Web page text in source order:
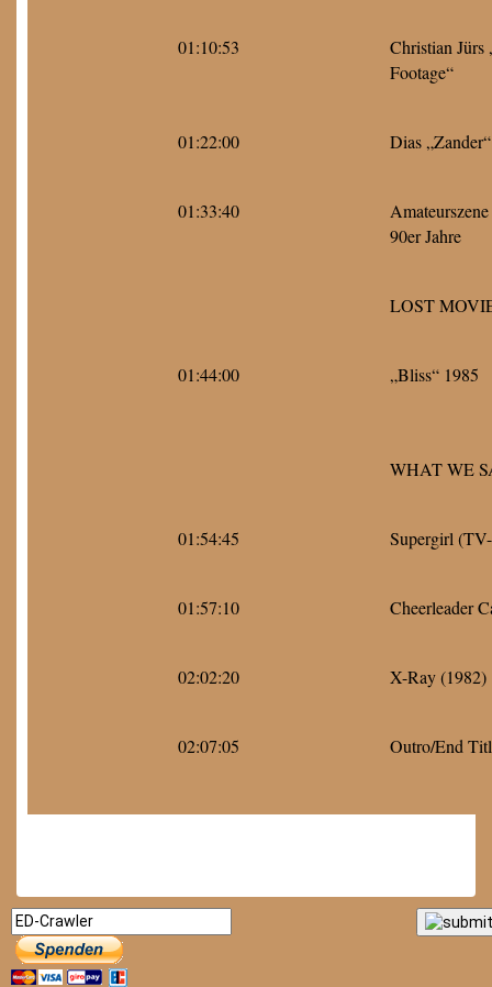
01:10:53
Christian Jürs
Footage“
01:22:00 Dias „Zander“
01:33:40
90er Jahre
LOST
01:44:00 „Bliss“ 1985
WHAT WE
01:54:45 Supergirl
01:57:10 Cheerleader
02:02:20 X-Ray (1982)
02:07:05 Outro/End